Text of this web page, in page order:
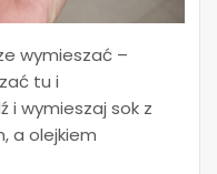
wymieszać –
tu i
i wymieszaj sok z
a olejkiem